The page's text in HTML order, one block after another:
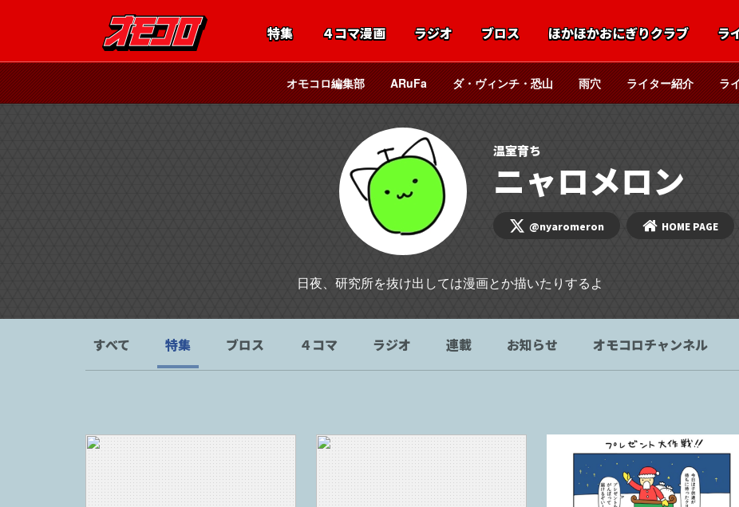
特集 ４コマ漫画 ラジオ ブロス ほかほかおにぎりクラブ ラ
オモコロ編集部 ARuFa ダ・ヴィンチ・恐山 雨穴 ライター紹介 ラ
温室育ち
ニャロメロン
@nyaromeron HOME PAGE
日夜、研究所を抜け出しては漫画とか描いたりするよ
すべて 特集 ブロス ４コマ ラジオ 連載 お知らせ オモコロチャンネル